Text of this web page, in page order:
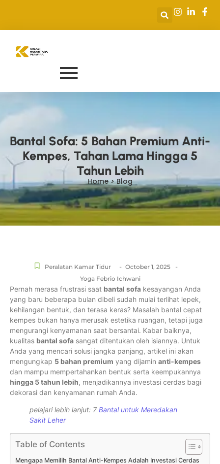
Bantal Sofa: 5 Bahan Premium Anti-
Kempes, Tahan Lama Hingga 5
Tahun Lebih
Home > Blog
Peralatan Kamar Tidur - October 1, 2025 -
Yoga Febrio Ichwani
Pernah merasa frustrasi saat bantal sofa kesayangan Anda
yang baru beberapa bulan dibeli sudah mulai terlihat lepek,
kehilangan bentuk, dan terasa keras? Masalah bantal cepat
kempes bukan hanya merusak estetika ruangan, tetapi juga
mengurangi kenyamanan saat bersantai. Kabar baiknya,
kualitas bantal sofa sangat ditentukan oleh isiannya. Untuk
Anda yang mencari solusi jangka panjang, artikel ini akan
mengungkap 5 bahan premium yang dijamin anti-kempes
dan mampu mempertahankan bentuk serta keempukannya
hingga 5 tahun lebih, menjadikannya investasi cerdas bagi
dekorasi dan kenyamanan rumah Anda.
pelajari lebih lanjut: 7 Bantal untuk Meredakan
Sakit Leher
Table of Contents
Mengapa Memilih Bantal Anti-Kempes Adalah Investasi Cerdas